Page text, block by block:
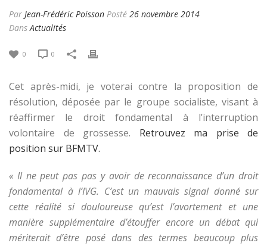
Par Jean-Frédéric Poisson Posté 26 novembre 2014
DansActualités
0 0
Cet après-midi, je voterai contre la proposition de
résolution, déposée par le groupe socialiste, visant à
réaffirmer le droit fondamental à l’interruption
volontaire de grossesse. Retrouvez ma prise de
position sur BFMTV.
« Il ne peut pas pas y avoir de reconnaissance d’un droit
fondamental à l’IVG. C’est un mauvais signal donné sur
cette réalité si douloureuse qu’est l’avortement et une
manière supplémentaire d’étouffer encore un débat qui
mériterait d’être posé dans des termes beaucoup plus